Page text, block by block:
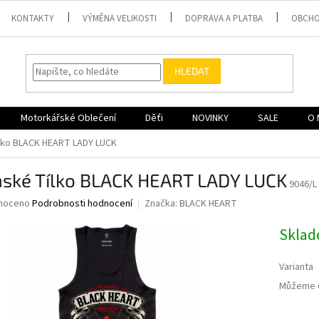
KONTAKTY VÝMĚNA VELIKOSTI DOPRAVA A PLATBA
HLEDAT
Motorkářské Oblečení Děťi NOVINKY SALE O
BLACK HEART LADY LUCK
Tílko BLACK HEART LADY LUCK 9046/L
Podrobnosti hodnocení Značka: BLACK HEART
Varianta
Můžeme